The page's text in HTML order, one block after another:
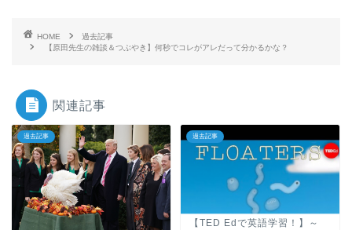
HOME
過去記事
【原田先生の雑談＆つぶやき】何秒でコレがアレだって分かるかな？
関連記事
過去記事 過去記事
【TED Edで英語学習！】～